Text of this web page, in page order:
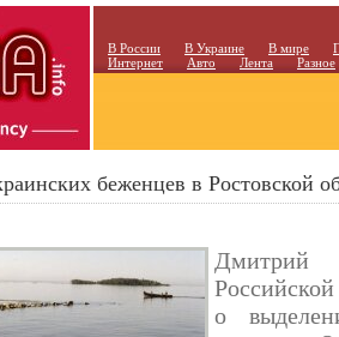
В России В Украине В мире
Интернет
Авто Лента Разное
беженцев в Ростовской
Дмитрий
о